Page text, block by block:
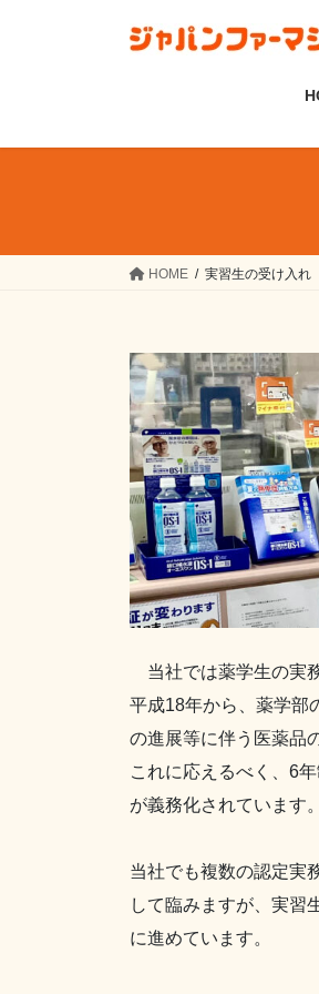
へ
プ
ョ
動
HOME 実習生の受け入れ
当社では薬学生の実
平成18年から、薬学部
の進展等に伴う医薬品
これに応えるべく、6
が義務化されています。
当社でも複数の認定実
して臨みますが、実習
に進めています。